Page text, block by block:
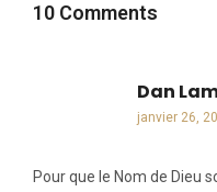
10 Comments
Dan
janvier 26,
Pour que le Nom de Dieu